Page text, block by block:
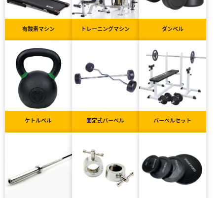
有酸素マシン トレーニングマシン ダンベル
ケトルベル 固定式バーベル バーベルセット